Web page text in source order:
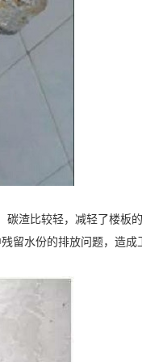
碳渣比较轻，减轻了楼板
留水份的排放问题，造成